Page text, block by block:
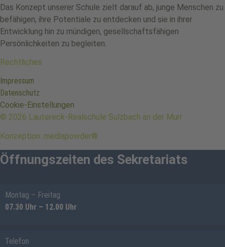
Das Konzept unserer Schule zielt darauf ab, junge Menschen zu
befähigen, ihre Potentiale zu entdecken und sie in ihrer
Entwicklung hin zu mündigen, gesellschaftsfähigen
Persönlichkeiten zu begleiten.
Rechtliches
Impressum
Datenschutz
Cookie-Einstellungen
© 2026 Lautereck-Realschule Sulzbach an der Murr
Konzeption: mediapowder®
Öffnungszeiten des Sekretariats
Montag – Freitag
07.30 Uhr – 12.00 Uhr
Telefon